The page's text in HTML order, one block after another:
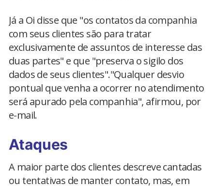
Já a Oi disse que "os contatos da companhia
com seus clientes são para tratar
exclusivamente de assuntos de interesse das
duas partes" e que "preserva o sigilo dos
dados de seus clientes"."Qualquer desvio
pontual que venha a ocorrer no atendimento
será apurado pela companhia", afirmou, por
e-mail.
Ataques
A maior parte dos clientes descreve cantadas
ou tentativas de manter contato, mas, em